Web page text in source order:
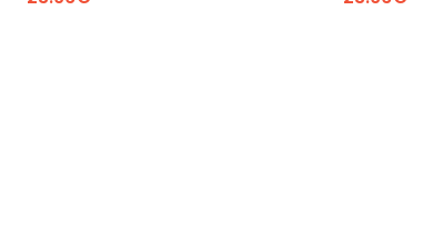
Voir plus + Voir plus +